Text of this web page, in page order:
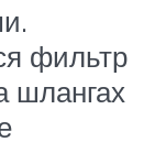
фильтр
шлангах